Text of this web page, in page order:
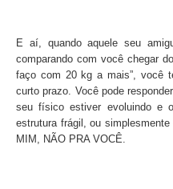
E aí, quando aquele seu
comparando com você chegar
faço com 20 kg a mais”, você
curto prazo. Você pode
seu físico estiver evoluindo e
estrutura frágil, ou
MIM, NÃO PRA VOCÊ.